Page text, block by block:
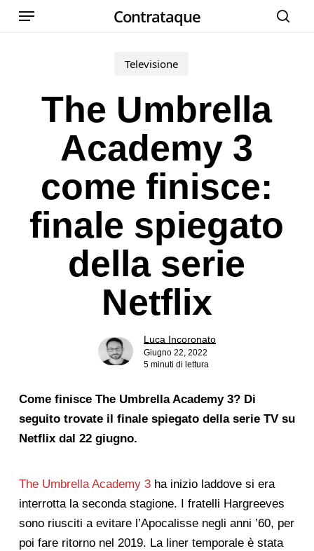
Skip
Contrataque
Menu
Televisione
The Umbrella
Academy 3
come finisce:
finale spiegato
della serie
Netflix
Luca Incoronato
Giugno 22, 2022
5 minuti di lettura
Come finisce The Umbrella Academy 3? Di
seguito trovate il finale spiegato della serie TV su
Netflix dal 22 giugno.
The Umbrella Academy 3ha inizio laddove si era
interrotta la seconda stagione. I fratelli Hargreeves
sono riusciti a evitare l’Apocalisse negli anni ’60, per
poi fare ritorno nel 2019. La liner temporale è stata